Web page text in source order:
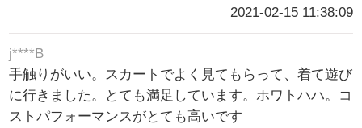
2021-02-15 11:38:09
j****B
手触りがいい。スカートでよく見てもらって、着て遊び
に行きました。とても満足しています。ホワトハハ。コ
ストパフォーマンスがとても高いです